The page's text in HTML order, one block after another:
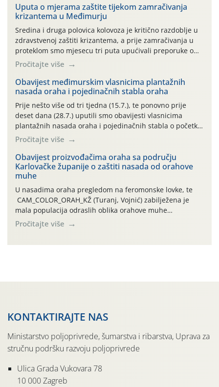
Uputa o mjerama zaštite tijekom zamračivanja
krizantema u Međimurju
Sredina i druga polovica kolovoza je kritično razdoblje u
zdravstvenoj zaštiti krizantema, a prije zamračivanja u
proteklom smo mjesecu tri puta upućivali preporuke o
preventivnim mjerama zaštite krizantema od najčešćih
uzročnika bolesti, štetnika i fito-fagnih grinja (23.7., 14.7.,
06.7.)! Na početku ovog mjeseca je zabilježeno je
povijesno i ekstremno vruće meteorološko razdoblje, uz
najviše temperature […]
Pročitajte više
Obavijest međimurskim vlasnicima plantažnih
nasada oraha i pojedinačnih stabla oraha
Prije nešto više od tri tjedna (15.7.), te ponovno prije
deset dana (28.7.) uputili smo obavijesti vlasnicima
plantažnih nasada oraha i pojedinačnih stabla o početku
leta i ovogodišnjoj potrebi usmjerenog suzbijanja
orahove muhe (Rhagoletis completa)! Već dvanaest dana
traje drugi ovogodišnji “toplinski udar”, koji naročito
izražen zadnja šest dana (31.7.-05.8.), jer najviše
temperature zraka svakodnevno […]
Pročitajte više
Obavijest proizvođačima oraha sa području
Karlovačke županije o zaštiti nasada od orahove
muhe
U nasadima oraha pregledom na feromonske lovke, te
CAM_COLOR_ORAH_KŽ (Turanj, Vojnić) zabilježena je
mala populacija odraslih oblika orahove muhe
(Rhagoletis completa). Niska brojnost može se objasniti
činjenicom da je riječ o mladim nasadima s vrlo malim
Pročitajte više
KONTAKTIRAJTE NAS
Ministarstvo poljoprivrede, šumarstva i ribarstva, Uprava za
stručnu podršku razvoju poljoprivrede
Ulica Grada Vukovara 78
10 000 Zagreb